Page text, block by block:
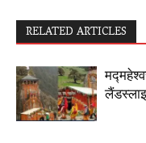
RELATED ARTICLES